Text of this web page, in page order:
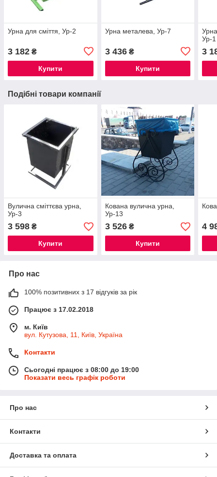
Урна для сміття, Ур-2
3 182 ₴
Купити
Урна металева, Ур-7
3 436₴
Купити
Ур-1
3
Подібні товари компанії
Вулична сміттєва урна,
Ур-3
3 598 ₴
Купити
Кована вулична урна,
Ур-13
3 526₴
Купити
4
Про нас
100% позитивних з 17 відгуків за рік
Працює з 17.02.2018
м. Київ
вул. Кутузова, 11, Київ, Україна
Контакти
Сьогодні працює з 08:00 до 19:00
Показати весь графік роботи
Про нас
Контакти
Доставка та оплата